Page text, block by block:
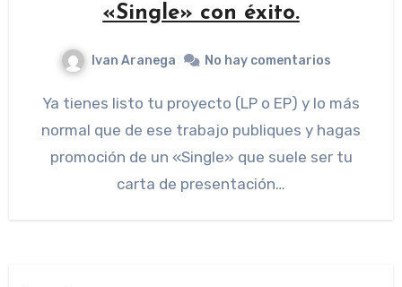
«Single» con éxito.
Ivan Aranega No hay comentarios
Ya tienes listo tu proyecto (LP o EP) y lo más
normal que de ese trabajo publiques y hagas
promoción de un «Single» que suele ser tu
carta de presentación…